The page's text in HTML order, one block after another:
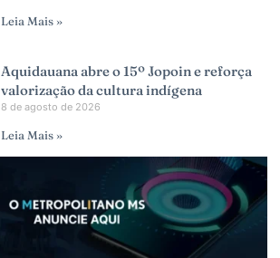
Leia Mais »
Aquidauana abre o 15º Jopoin e reforça
valorização da cultura indígena
8 de agosto de 2026
Leia Mais »